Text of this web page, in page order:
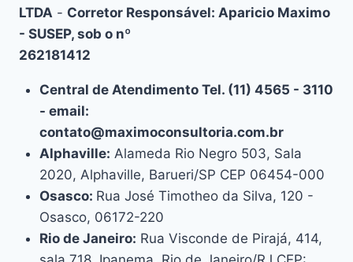
LTDA - Corretor Responsável: Aparicio Maximo
- SUSEP, sob o nº
262181412
Central de Atendimento Tel. (11) 4565 - 3110
- email:
contato@maximoconsultoria.com.br
Alphaville: Alameda Rio Negro 503, Sala
2020, Alphaville, Barueri/SP CEP 06454-000
Osasco: Rua José Timotheo da Silva, 120 -
Osasco, 06172-220
Rio de Janeiro: Rua Visconde de Pirajá, 414,